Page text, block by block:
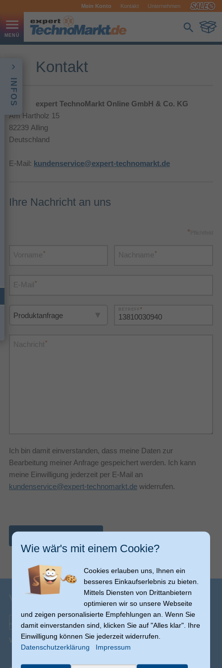
Mein Konto Kontakt Unternehmen
INFOS
Kontakt
expert TechnoMarkt Online GmbH & Co. KG
Am Hartholz 15
82239 Alling
Deutschland
E-Mail: kundenservice@expert-technomarkt.de
Ihre Nachricht an uns
*
Vorname* Nachname*
E-Mail*
*
Nachricht*
Ich bin damit einverstanden, dass meine Daten zur
Bearbeitung meiner Anfrage gespeichert werden. Ich kann
meine Einwilligung jederzeit per E-Mail an
kundenservice@expert-technomarkt.de widerrufen.
Versandinfos
Versand ab € 0,00(Ausnahmen möglich)
Wie wär's mit einem Cookie?
Cookies erlauben uns, Ihnen ein
besseres Einkaufserlebnis zu bieten.
Mittels Diensten von Drittanbietern
optimieren wir so unsere Webseite
und zeigen personalisierte Empfehlungen an. Wenn Sie
damit einverstanden sind, klicken Sie auf "Alles klar". Ihre
Einwilligung können Sie jederzeit widerrufen.
Datenschutzerklärung
Impressum